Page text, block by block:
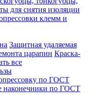
для снятия изоляции
клемм и
Защитная удаляемая
царапин Краска-
все
по ГОСТ
по ГОСТ